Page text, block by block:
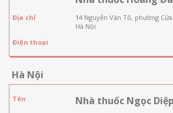
Địa chỉ
14 Nguyễn Văn Tố, phường
Hà Nội
Điện thoại
Hà Nội
Tên Nhà thuốc Ngọc Diệp